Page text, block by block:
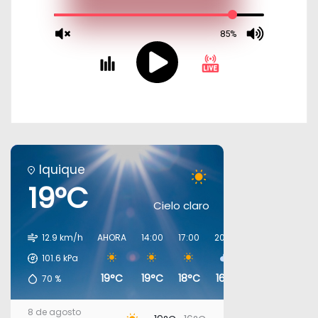
Iquique
19°C Cielo claro
12.9 km/h
101.6 kPa
70 %
AHORA
19°C
14:00
19°C
17:00
18°C
20:00
16°C
8 de agosto